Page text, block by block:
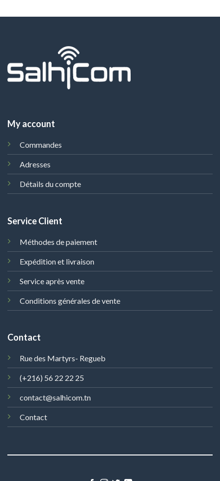
My account
Commandes
Adresses
Détails du compte
Service Client
Méthodes de paiement
Expédition et livraison
Service après vente
Conditions générales de vente
Contact
Rue des Martyrs- Regueb
(+216) 56 22 22 25
contact@salhicom.tn
Contact